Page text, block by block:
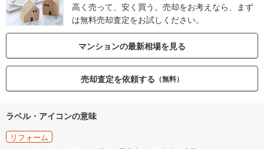
高く売って、安く買う。売却をお考えなら、まず
は無料売却査定をお試しください。
マンションの最新相場を見る
売却査定を依頼する （無料）
ラベル・アイコンの意味
リフォーム